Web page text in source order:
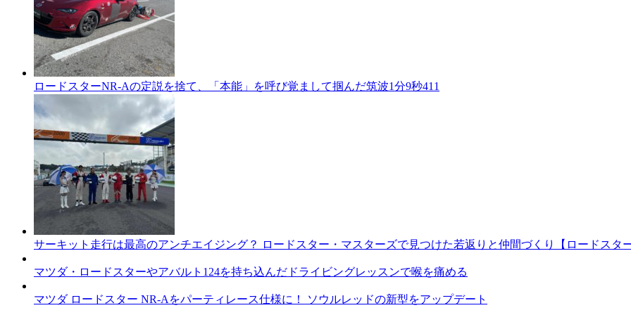
ロードスターNR-Aの定説を捨て、「本能」を呼び覚まして掴んだ筑波1分9秒411
サーキット走行は最高のアンチエイジング？ ロードスター・マスターズで見つけた若返りと仲間づくり【ロードスタ
マツダ・ロードスターやアバルト124を持ち込んだドライビングレッスンで喉を痛める
マツダ ロードスター NR-Aをパーティレース仕様に！ ソウルレッドの新型をアップデート